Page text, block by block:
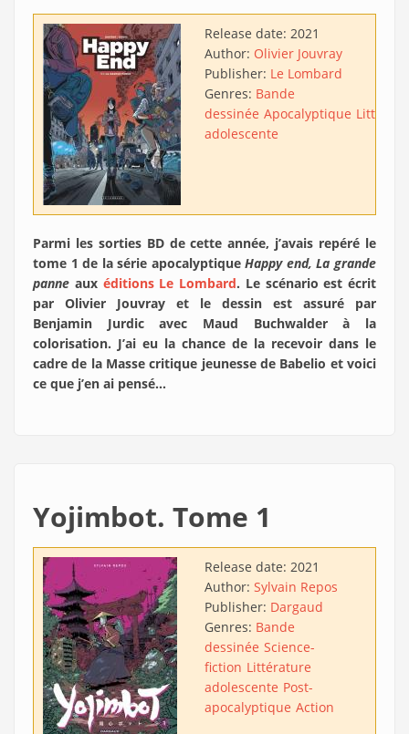
Release date: 2021
Author: Olivier Jouvray
Publisher: Le Lombard
Genres: Bande
dessinée Apocalyptique
adolescente
Parmi les sorties BD de cette année, j’avais repéré le
tome 1 de la série apocalyptiqueHappy end, La grande
panne aux éditions Le Lombard. Le scénario est écrit
par Olivier Jouvray et le dessin est assuré par
Benjamin Jurdic avec Maud Buchwalder à la
colorisation. J’ai eu la chance de la recevoir dans le
cadre de la Masse critique jeunesse de Babelio et voici
ce que j’en ai pensé…
Yojimbot. Tome 1
Release date: 2021
Author: Sylvain Repos
Publisher: Dargaud
Genres: Bande
dessinée Science-
fiction Littérature
adolescente Post-
apocalyptique Action